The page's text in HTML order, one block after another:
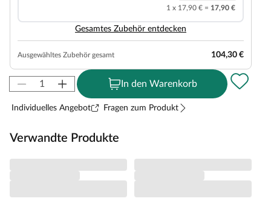
1 x 17,90 € = 17,90 €
Gesamtes Zubehör entdecken
Ausgewähltes Zubehör gesamt 104,30 €
In den Warenkorb
Individuelles Angebot Fragen zum Produkt
Verwandte Produkte